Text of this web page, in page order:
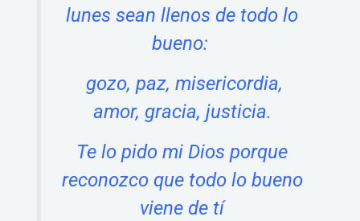
lunes sean llenos de todo lo
bueno:
gozo, paz, misericordia,
amor, gracia, justicia.
Te lo pido mi Dios porque
reconozco que todo lo bueno
viene de tí